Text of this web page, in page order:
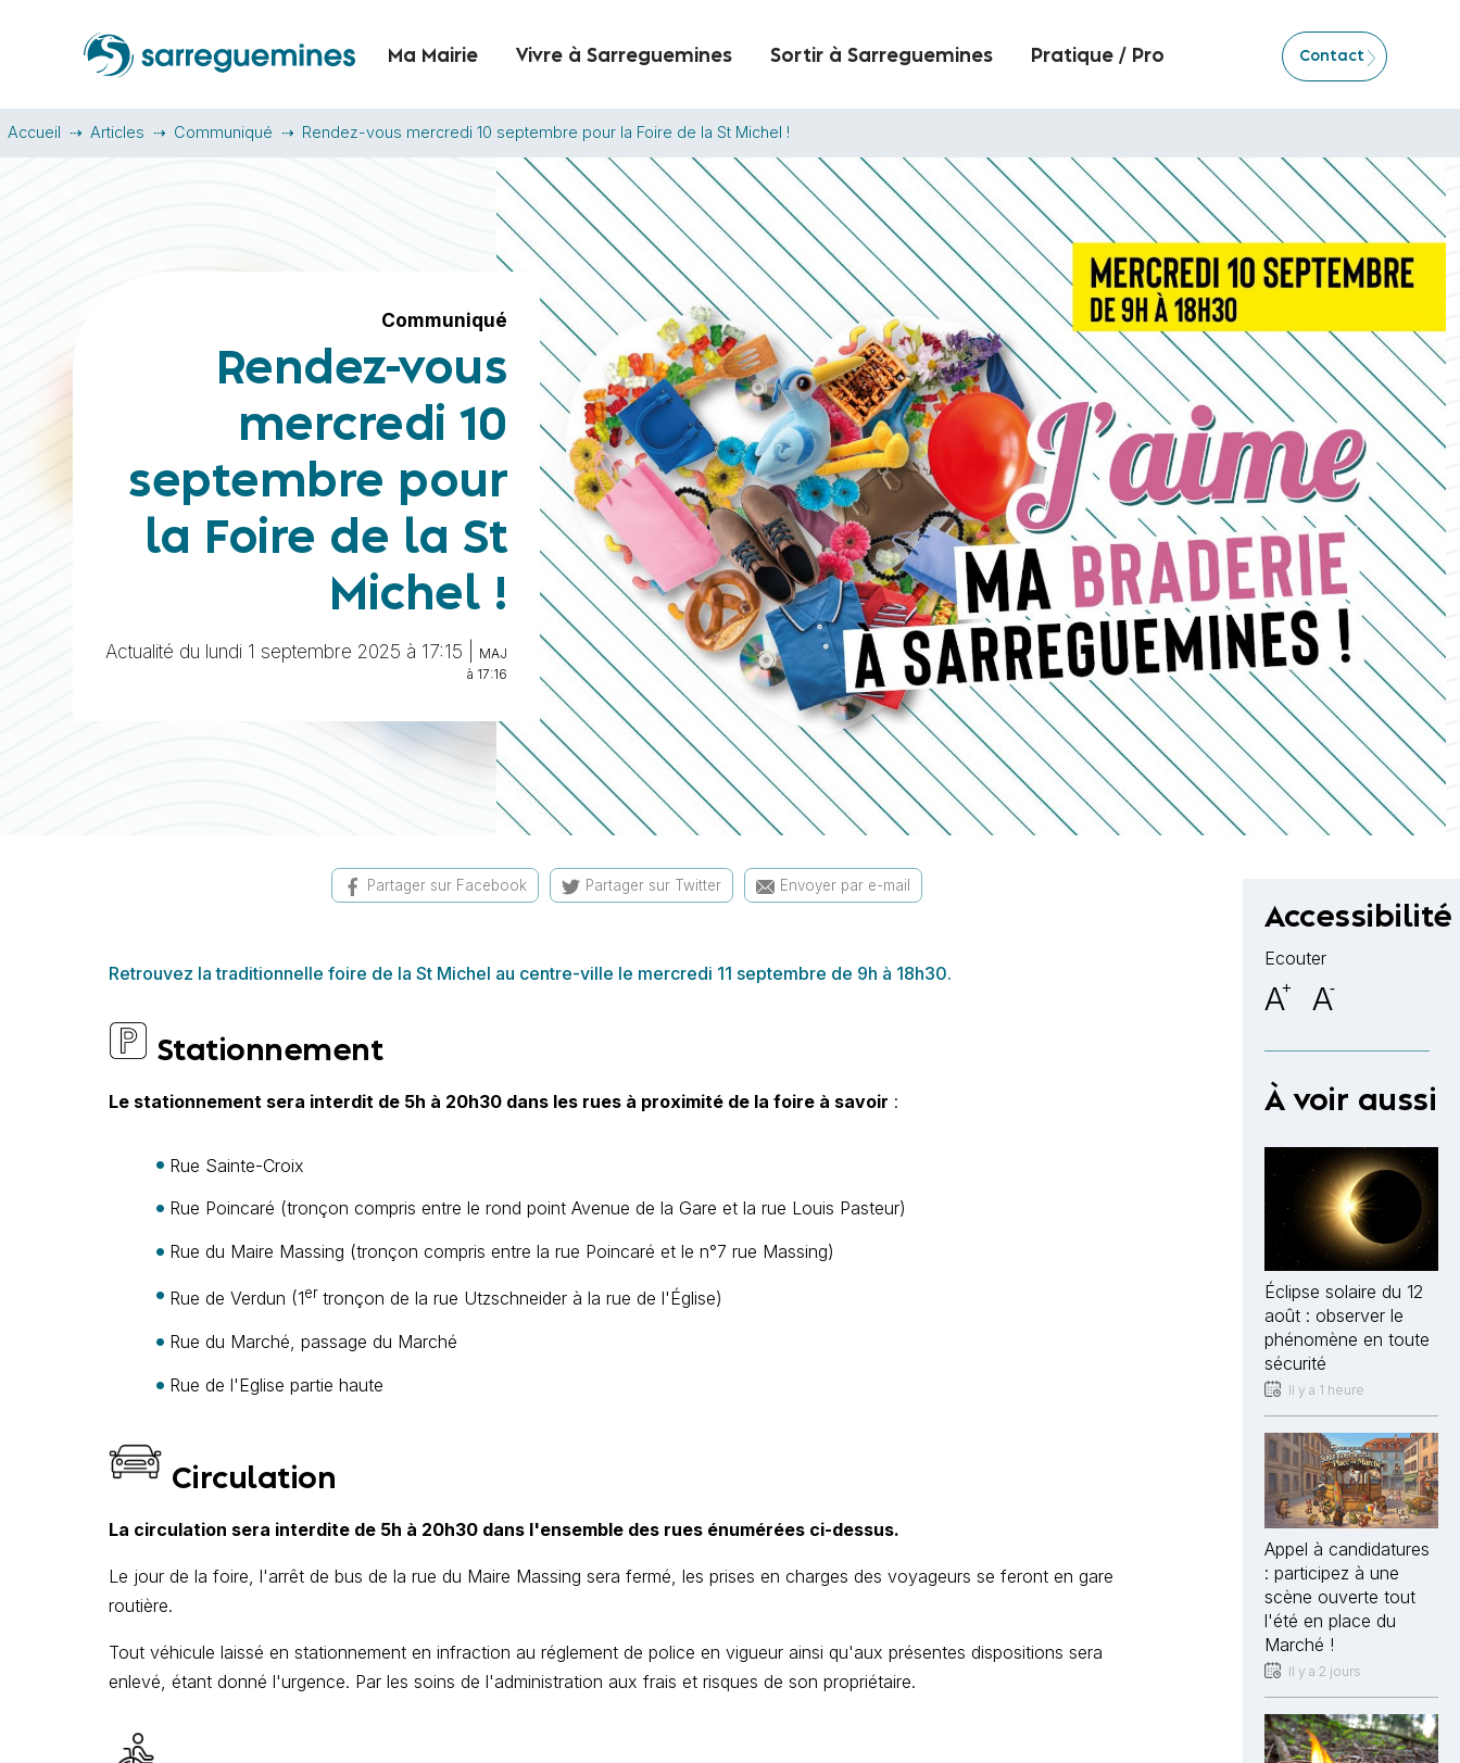
Ma Mairie Vivre à Sarreguemines Sortir à Sarreguemines Pratique / Pro Contact
Accueil Articles Communiqué Rendez-vous mercredi 10 septembre pour la Foire de la St Michel !
Communiqué
Rendez-vous
mercredi 10
septembre pour
la Foire de la St
Michel !
Actualité du lundi 1 septembre 2025 à 17:15 |
MAJ
à 17:16
Partager sur Facebook Partager sur Twitter Envoyer par e-mail
Retrouvez la traditionnelle foire de la St Michel au centre-ville le mercredi 11 septembre de 9h à 18h30.
Stationnement
Le stationnement sera interdit de 5h à 20h30 dans les rues à proximité de la foire à savoir :
Rue Sainte-Croix
Rue Poincaré (tronçon compris entre le rond point Avenue de la Gare et la rue Louis Pasteur)
Rue du Maire Massing (tronçon compris entre la rue Poincaré et le n°7 rue Massing)
Rue de Verdun (1er tronçon de la rue Utzschneider à la rue de l'Église)
Rue du Marché, passage du Marché
Rue de l'Eglise partie haute
Circulation
La circulation sera interdite de 5h à 20h30 dans l'ensemble des rues énumérées ci-dessus.
Le jour de la foire, l'arrêt de bus de la rue du Maire Massing sera fermé, les prises en charges des voyageurs se feront en gare
routière.
Tout véhicule laissé en stationnement en infraction au réglement de police en vigueur ainsi qu'aux présentes dispositions sera
enlevé, étant donné l'urgence. Par les soins de l'administration aux frais et risques de son propriétaire.
Accessibilité
Ecouter
A+ A-
À voir aussi
Éclipse solaire du 12
août : observer le
phénomène en toute
sécurité
Il y a 1 heure
Appel à candidatures
: participez à une
scène ouverte tout
l'été en place du
Marché !
Il y a 2 jours